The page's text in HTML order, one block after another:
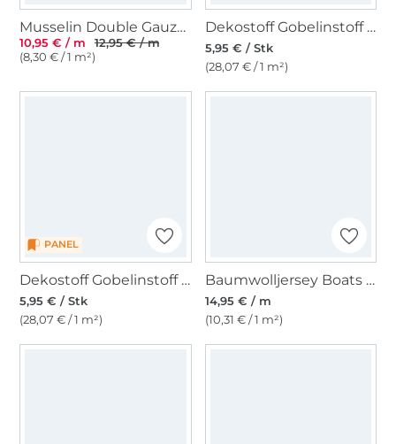
Musselin Double Gauze Kleine Anker, terracotta
10,95 € / m
12,95 € / m
(8,30 € / 1 m²)
Dekostoff Gobelinstoff Panel Summer Time, 46 x 46 cm
5,95 € / Stk
(28,07 € / 1 m²)
PANEL
Dekostoff Gobelinstoff Panel Meeresrauschen, 46 x 46 cm
5,95 € / Stk
(28,07 € / 1 m²)
Baumwolljersey Boats on Stripes, wollweiß
14,95 € / m
(10,31 € / 1 m²)